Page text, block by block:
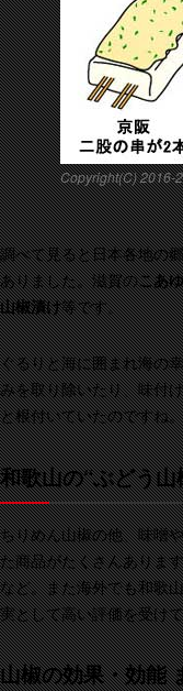
Copyright(C) 2016-
調べて見ると日本各地の
ありました。滋賀のこあ
山椒漬け等です。
ぐるりと海に囲まれ海の
みを取り除いたり、味付
と根付いていたのですね。
和歌山の“ぶどう
ちりめん山椒の他、味噌
た商品がたくさんありま
など。また海外でも和歌
実として高い評価を受け
山椒の効果・効能